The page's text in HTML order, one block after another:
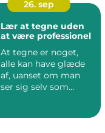
26. sep
Lær at tegne uden
at være professionel
At tegne er noget,
alle kan have glæde
af, uanset om man
ser sig selv som